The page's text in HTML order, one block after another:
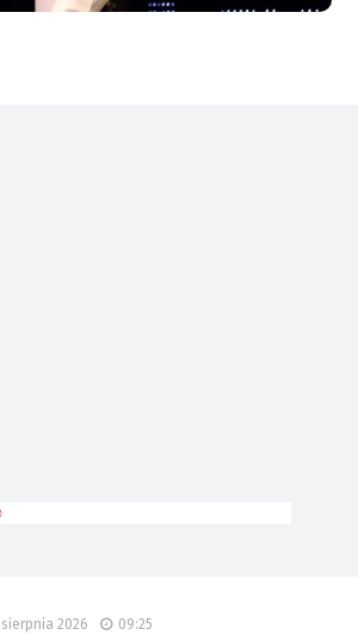
sierpnia 2026 09:25